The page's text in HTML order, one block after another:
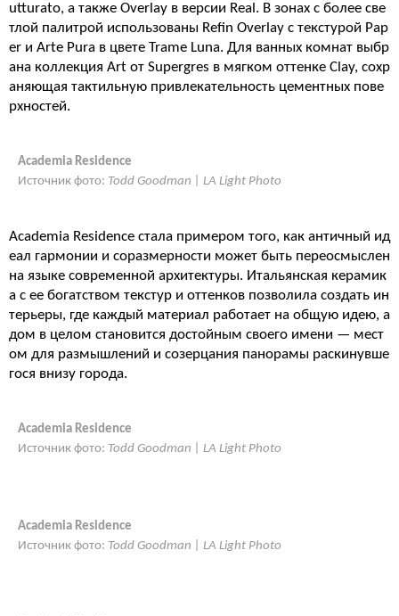
utturato, а также Overlay в версии Real. В зонах с более све
тлой палитрой использованы Refin Overlay с текстурой Pap
er и Arte Pura в цвете Trame Luna. Для ванных комнат выбр
ана коллекция Art от Supergres в мягком оттенке Clay, сохр
аняющая тактильную привлекательность цементных пове
рхностей.
Academia Residence
Источник фото: Todd Goodman | LA Light Photo
Academia Residence стала примером того, как античный ид
еал гармонии и соразмерности может быть переосмыслен
на языке современной архитектуры. Итальянская керамик
а с ее богатством текстур и оттенков позволила создать ин
терьеры, где каждый материал работает на общую идею, а
дом в целом становится достойным своего имени — мест
ом для размышлений и созерцания панорамы раскинувше
гося внизу города.
Academia Residence
Источник фото: Todd Goodman | LA Light Photo
Academia Residence
Источник фото: Todd Goodman | LA Light Photo